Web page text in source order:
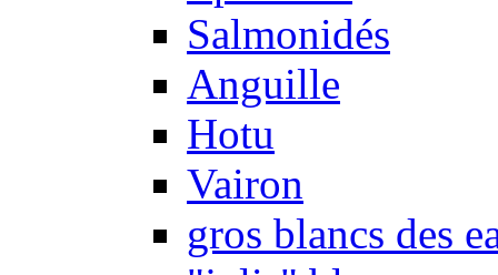
Salmonidés
Anguille
Hotu
Vairon
gros blancs des